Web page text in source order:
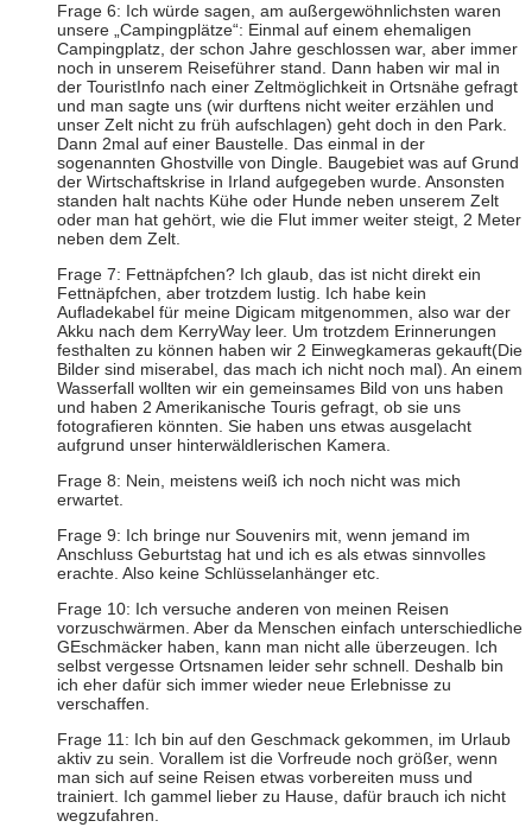
Frage 6: Ich würde sagen, am außergewöhnlichsten waren
unsere „Campingplätze“: Einmal auf einem ehemaligen
Campingplatz, der schon Jahre geschlossen war, aber immer
noch in unserem Reiseführer stand. Dann haben wir mal in
der TouristInfo nach einer Zeltmöglichkeit in Ortsnähe gefragt
und man sagte uns (wir durftens nicht weiter erzählen und
unser Zelt nicht zu früh aufschlagen) geht doch in den Park.
Dann 2mal auf einer Baustelle. Das einmal in der
sogenannten Ghostville von Dingle. Baugebiet was auf Grund
der Wirtschaftskrise in Irland aufgegeben wurde. Ansonsten
standen halt nachts Kühe oder Hunde neben unserem Zelt
oder man hat gehört, wie die Flut immer weiter steigt, 2 Meter
neben dem Zelt.
Frage 7: Fettnäpfchen? Ich glaub, das ist nicht direkt ein
Fettnäpfchen, aber trotzdem lustig. Ich habe kein
Aufladekabel für meine Digicam mitgenommen, also war der
Akku nach dem KerryWay leer. Um trotzdem Erinnerungen
festhalten zu können haben wir 2 Einwegkameras gekauft(Die
Bilder sind miserabel, das mach ich nicht noch mal). An einem
Wasserfall wollten wir ein gemeinsames Bild von uns haben
und haben 2 Amerikanische Touris gefragt, ob sie uns
fotografieren könnten. Sie haben uns etwas ausgelacht
aufgrund unser hinterwäldlerischen Kamera.
Frage 8: Nein, meistens weiß ich noch nicht was mich
erwartet.
Frage 9: Ich bringe nur Souvenirs mit, wenn jemand im
Anschluss Geburtstag hat und ich es als etwas sinnvolles
erachte. Also keine Schlüsselanhänger etc.
Frage 10: Ich versuche anderen von meinen Reisen
vorzuschwärmen. Aber da Menschen einfach unterschiedliche
GEschmäcker haben, kann man nicht alle überzeugen. Ich
selbst vergesse Ortsnamen leider sehr schnell. Deshalb bin
ich eher dafür sich immer wieder neue Erlebnisse zu
verschaffen.
Frage 11: Ich bin auf den Geschmack gekommen, im Urlaub
aktiv zu sein. Vorallem ist die Vorfreude noch größer, wenn
man sich auf seine Reisen etwas vorbereiten muss und
trainiert. Ich gammel lieber zu Hause, dafür brauch ich nicht
wegzufahren.